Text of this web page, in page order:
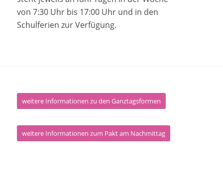
von 7:30 Uhr bis 17:00 Uhr und in den
Schulferien zur Verfügung.
weitere Informationen zu den Ganztagsformen
weitere Informationen zum Pakt am Nachmittag